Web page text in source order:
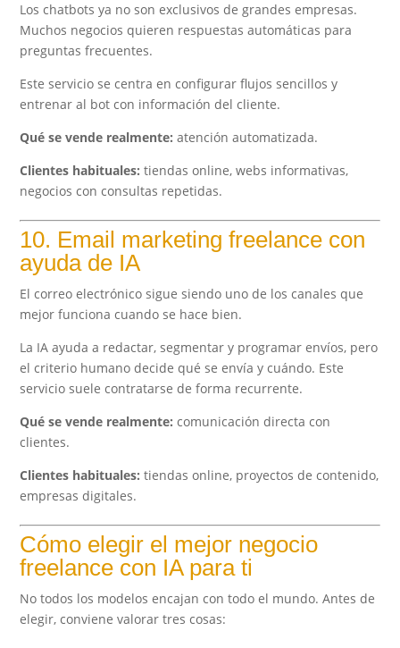
Los chatbots ya no son exclusivos de grandes empresas.
Muchos negocios quieren respuestas automáticas para
preguntas frecuentes.
Este servicio se centra en configurar flujos sencillos y
entrenar al bot con información del cliente.
Qué se vende realmente: atención automatizada.
Clientes habituales: tiendas online, webs informativas,
negocios con consultas repetidas.
10. Email marketing freelance con
ayuda de IA
El correo electrónico sigue siendo uno de los canales que
mejor funciona cuando se hace bien.
La IA ayuda a redactar, segmentar y programar envíos, pero
el criterio humano decide qué se envía y cuándo. Este
servicio suele contratarse de forma recurrente.
Qué se vende realmente: comunicación directa con
clientes.
Clientes habituales: tiendas online, proyectos de contenido,
empresas digitales.
Cómo elegir el mejor negocio
freelance con IA para ti
No todos los modelos encajan con todo el mundo. Antes de
elegir, conviene valorar tres cosas: